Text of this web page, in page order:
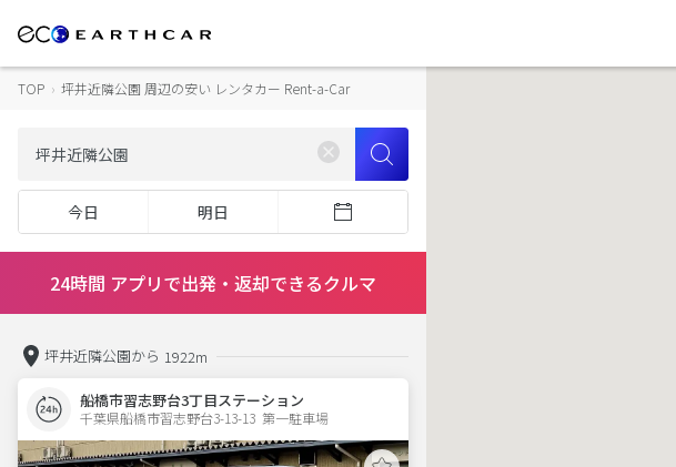
TOP › 坪井近隣公園 周辺の安い レンタカー Rent-a-Car
今日 明日
24時間 アプリで出発・返却できるクルマ
坪井近隣公園から 1922m
船橋市習志野台3丁目ステーション
千葉県船橋市習志野台3-13-13  第一駐車場